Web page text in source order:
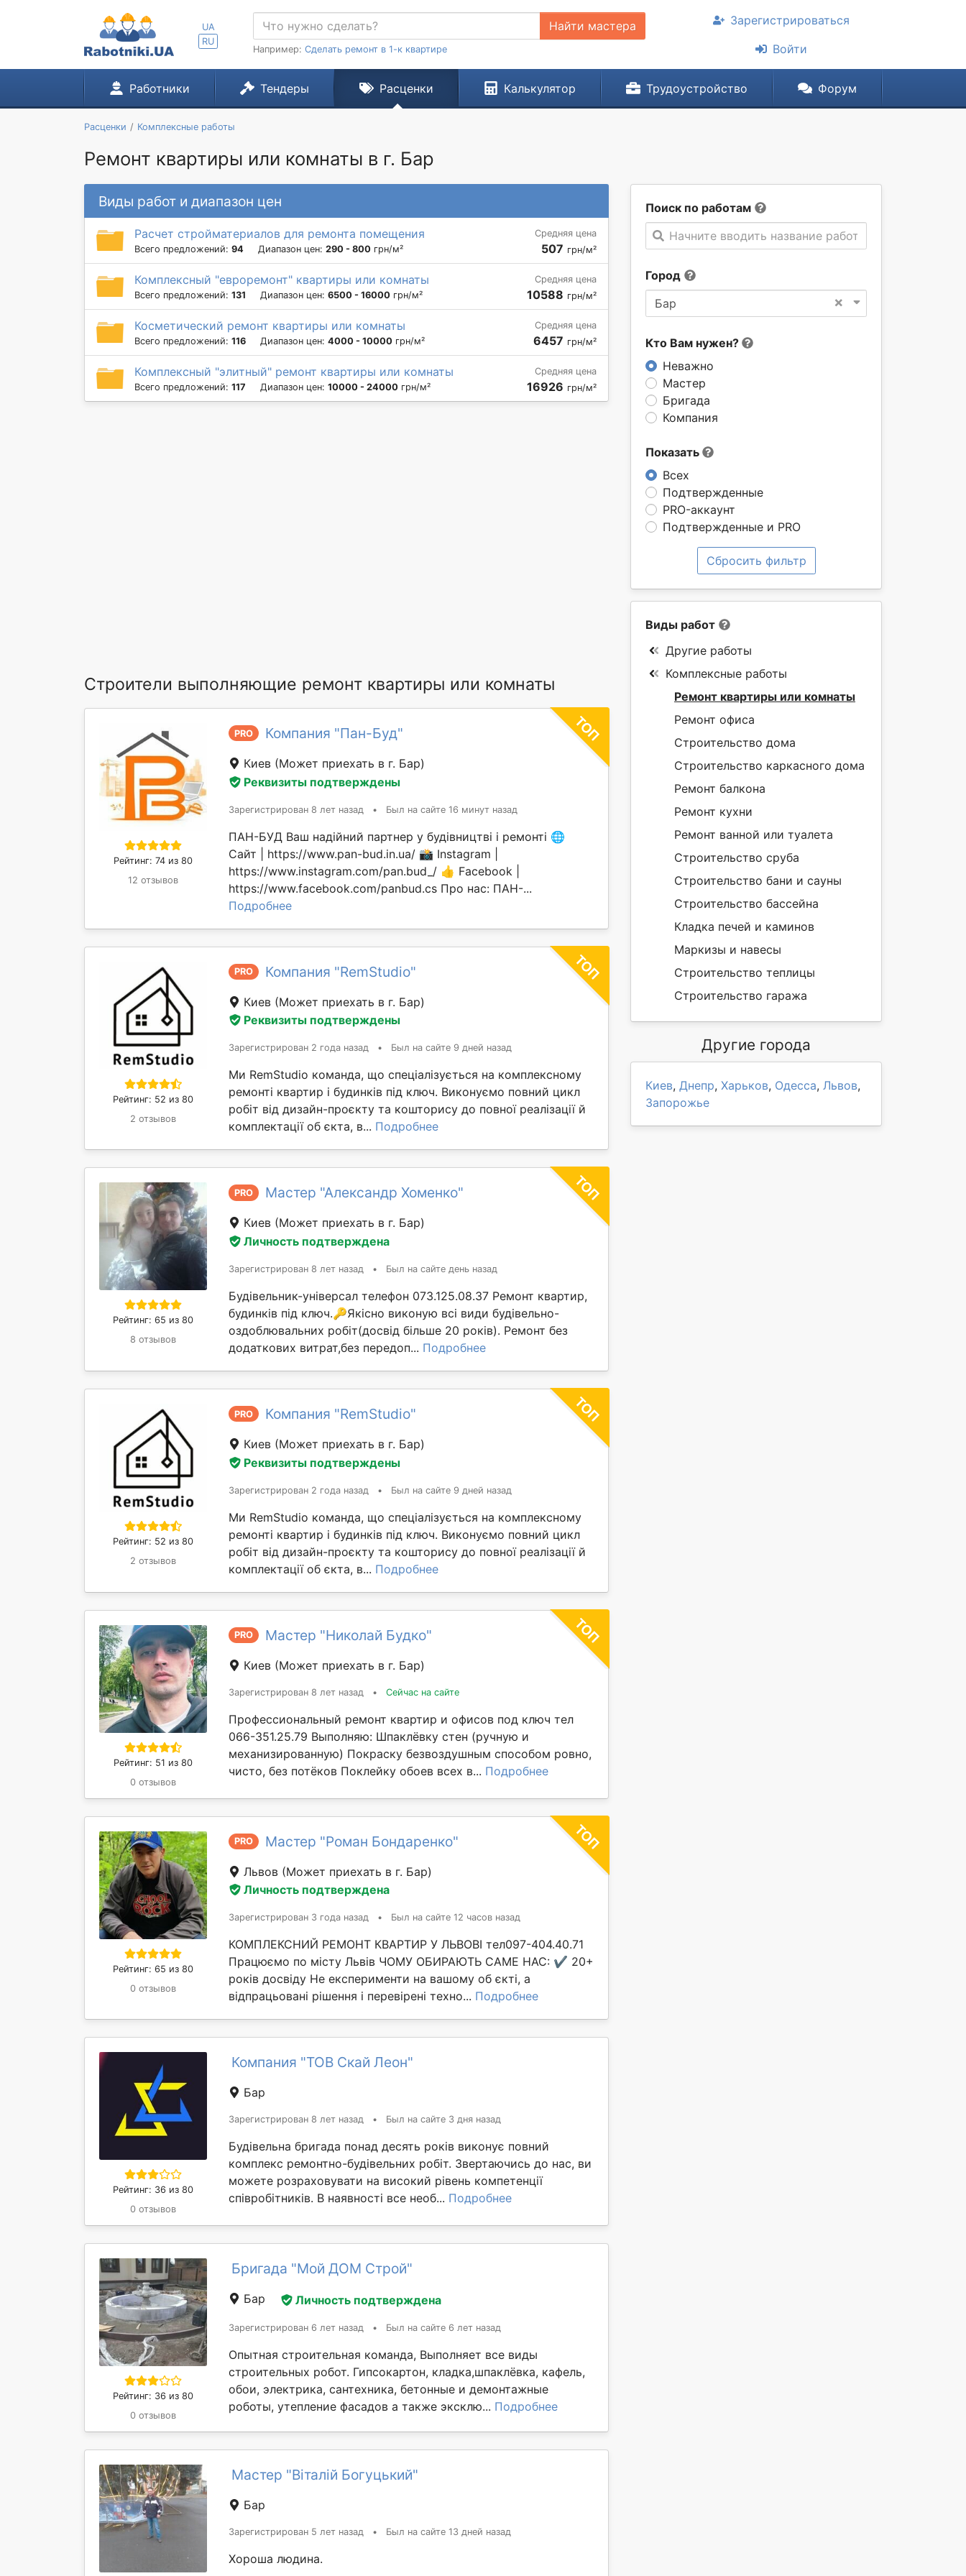
UA
RU
Найти мастера
Например: Сделать ремонт в 1-к квартире
Зарегистрироваться
Войти
Работники Тендеры Расценки Калькулятор Трудоустройство Форум
Расценки Комплексные работы
Ремонт квартиры или комнаты в г. Бар
Поиск по работам
Начните вводить название работы
Город
×
Бар
Кто Вам нужен?
Неважно
Мастер
Бригада
Компания
Показать
Всех
Подтвержденные
PRO-аккаунт
Подтвержденные и PRO
Сбросить фильтр
Виды работ и диапазон цен
Расчет стройматериалов для ремонта помещения
Всего предложений: 94 Диапазон цен: 290 - 800 грн/м²
Средняя цена
507 грн/м²
Комплексный "евроремонт" квартиры или комнаты
Всего предложений: 131 Диапазон цен: 6500 - 16000 грн/м²
Средняя цена
10588 грн/м²
Косметический ремонт квартиры или комнаты
Всего предложений: 116 Диапазон цен: 4000 - 10000 грн/м²
Средняя цена
6457 грн/м²
Комплексный "элитный" ремонт квартиры или комнаты
Всего предложений: 117 Диапазон цен: 10000 - 24000 грн/м²
Средняя цена
16926 грн/м²
Строители выполняющие ремонт квартиры или комнаты
Рейтинг: 74 из 80
12 отзывов
PRO Компания "Пан-Буд"
Киев (Может приехать в г. Бар)
Реквизиты подтверждены
Зарегистрирован 8 лет назад • Был на сайте 16 минут назад
ПАН-БУД Ваш надійний партнер у будівництві і ремонті 🌐
Сайт | https://www.pan-bud.in.ua/ 📸 Instagram |
https://www.instagram.com/pan.bud_/ 👍 Facebook |
https://www.facebook.com/panbud.cs Про нас: ПАН-...
Подробнее
Рейтинг: 52 из 80
2 отзывов
PRO Компания "RemStudio"
Киев (Может приехать в г. Бар)
Реквизиты подтверждены
Зарегистрирован 2 года назад • Был на сайте 9 дней назад
Ми RemStudio команда, що спеціалізується на комплексному
ремонті квартир і будинків під ключ. Виконуємо повний цикл
робіт від дизайн-проєкту та кошторису до повної реалізації й
комплектації об єкта, в... Подробнее
Рейтинг: 65 из 80
8 отзывов
PRO Мастер "Александр Хоменко"
Киев (Может приехать в г. Бар)
Личность подтверждена
Зарегистрирован 8 лет назад • Был на сайте день назад
Будівельник-універсал телефон 073.125.08.37 Ремонт квартир,
будинків під ключ.🔑Якісно виконую всі види будівельно-
оздоблювальних робіт(досвід більше 20 років). Ремонт без
додаткових витрат,без передоп... Подробнее
Рейтинг: 52 из 80
2 отзывов
PRO Компания "RemStudio"
Киев (Может приехать в г. Бар)
Реквизиты подтверждены
Зарегистрирован 2 года назад • Был на сайте 9 дней назад
Ми RemStudio команда, що спеціалізується на комплексному
ремонті квартир і будинків під ключ. Виконуємо повний цикл
робіт від дизайн-проєкту та кошторису до повної реалізації й
комплектації об єкта, в... Подробнее
Рейтинг: 51 из 80
0 отзывов
PRO Мастер "Николай Будко"
Киев (Может приехать в г. Бар)
Зарегистрирован 8 лет назад • Сейчас на сайте
Профессиональный ремонт квартир и офисов под ключ тел
066-351.25.79 Выполняю: Шпаклёвку стен (ручную и
механизированную) Покраску безвоздушным способом ровно,
чисто, без потёков Поклейку обоев всех в... Подробнее
Рейтинг: 65 из 80
0 отзывов
PRO Мастер "Роман Бондаренко"
Львов (Может приехать в г. Бар)
Личность подтверждена
Зарегистрирован 3 года назад • Был на сайте 12 часов назад
КОМПЛЕКСНИЙ РЕМОНТ КВАРТИР У ЛЬВОВІ тел097-404.40.71
Працюємо по місту Львів ЧОМУ ОБИРАЮТЬ САМЕ НАС: ✔️ 20+
років досвіду Не експерименти на вашому об єкті, а
відпрацьовані рішення і перевірені техно... Подробнее
Рейтинг: 36 из 80
0 отзывов
Компания "ТОВ Скай Леон"
Бар
Зарегистрирован 8 лет назад • Был на сайте 3 дня назад
Будівельна бригада понад десять років виконує повний
комплекс ремонтно-будівельних робіт. Звертаючись до нас, ви
можете розраховувати на високий рівень компетенції
співробітників. В наявності все необ... Подробнее
Рейтинг: 36 из 80
0 отзывов
Бригада "Мой ДОМ Строй"
Бар Личность подтверждена
Зарегистрирован 6 лет назад • Был на сайте 6 лет назад
Опытная строительная команда, Выполняет все виды
строительных робот. Гипсокартон, кладка,шпаклёвка, кафель,
обои, электрика, сантехника, бетонные и демонтажные
роботы, утепление фасадов а также эксклю... Подробнее
Мастер "Віталій Богуцький"
Бар
Зарегистрирован 5 лет назад • Был на сайте 13 дней назад
Хороша людина.
Виды работ
Другие работы
Комплексные работы
Ремонт квартиры или комнаты
Ремонт офиса
Строительство дома
Строительство каркасного дома
Ремонт балкона
Ремонт кухни
Ремонт ванной или туалета
Строительство сруба
Строительство бани и сауны
Строительство бассейна
Кладка печей и каминов
Маркизы и навесы
Строительство теплицы
Строительство гаража
Другие города
Киев, Днепр, Харьков, Одесса, Львов,
Запорожье